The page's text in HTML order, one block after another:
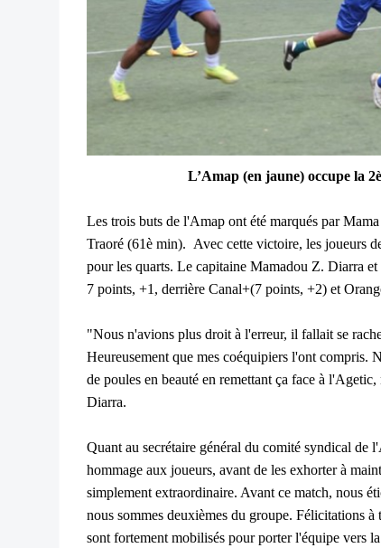
L’Amap (en jaune) occupe la
Les trois buts de l'Amap ont été marqués par
Traoré (61è min). Avec cette victoire, les joueurs
pour les quarts. Le capitaine Mamadou Z. Diarra
7 points, +1, derrière Canal+(7 points, +2) et
"Nous n'avions plus droit à l'erreur, il fallait se
Heureusement que mes coéquipiers l'ont compris.
de poules en beauté en remettant ça face à
Diarra.
Quant au secrétaire général du comité syndical de
hommage aux joueurs, avant de les exhorter à
simplement extraordinaire. Avant ce match, nous
nous sommes deuxièmes du groupe. Félicitations
sont fortement mobilisés pour porter l'équipe vers